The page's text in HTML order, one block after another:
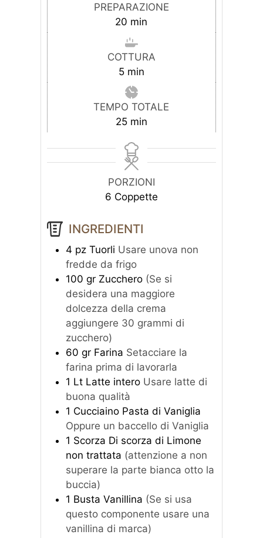
PREPARAZIONE
20 minuti
min
COTTURA
5minuti
min
TEMPO TOTALE
25minuti
min
PORZIONI
6 Coppette
INGREDIENTI
4 pz Tuorli Usare unova non
fredde da frigo
100gr Zucchero (Se si
desidera una maggiore
dolcezza della crema
aggiungere 30 grammi di
zucchero)
60 gr Farina Setacciare la
farina prima di lavorarla
1 Lt Latte intero Usare latte di
buona qualità
1 Cucciaino Pasta di Vaniglia
Oppure un baccello di Vaniglia
1 Scorza Di scorza di Limone
non trattata (attenzione a non
superare la parte bianca otto la
buccia)
1 Busta Vanillina (Se si usa
questo componente usare una
vanillina di marca)